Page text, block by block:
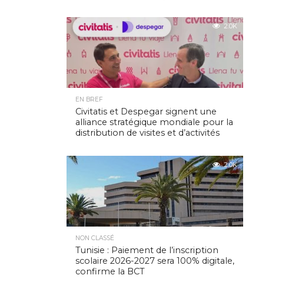
2.0K
EN BREF
Civitatis et Despegar signent une
alliance stratégique mondiale pour la
distribution de visites et d’activités
2.0K
NON CLASSÉ
Tunisie : Paiement de l’inscription
scolaire 2026-2027 sera 100% digitale,
confirme la BCT